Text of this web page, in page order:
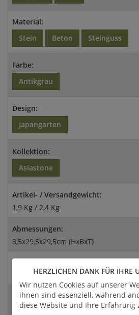
Material:
Stein
Beton Steinguss
Farbe:
Antikgrau
Design:
Japangarten
Kollektion:
Asiastone
Artikel- / Versandgewicht:
1,9 Kg / 2,4 Kg
Abmessungen:
3,5x29,5x29,5cm (HxBxT)
Versandart:
EAN:
4056026431744
HERZLICHEN DANK FÜR IHRE
Wir nutzen Cookies auf unserer
ihnen sind essenziell, während
diese Website und Ihre Erfahrung